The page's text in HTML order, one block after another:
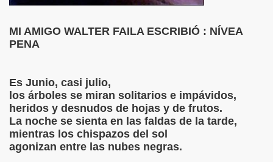
MI AMIGO WALTER FAILA ESCRIBIÓ : NÍVEA
PENA
Es Junio, casi julio,
los árboles se miran solitarios e impávidos,
heridos y desnudos de hojas y de frutos.
La noche se sienta en las faldas de la tarde,
mientras los chispazos del sol
agonizan entre las nubes negras.
EROTICA , SUGESTIVA POR FANNY JEM WONG
:Silencios y Virtudes
:Paisaje Inevitable